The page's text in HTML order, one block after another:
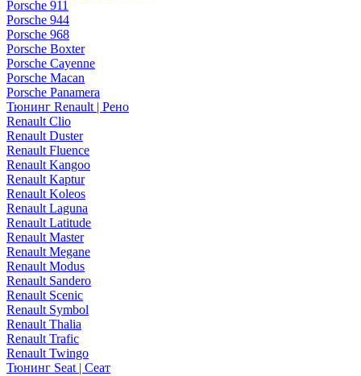
Porsche 911
Porsche 944
Porsche 968
Porsche Boxter
Porsche Cayenne
Porsche Macan
Porsche Panamera
Тюнинг Renault | Рено
Renault Clio
Renault Duster
Renault Fluence
Renault Kangoo
Renault Kaptur
Renault Koleos
Renault Laguna
Renault Latitude
Renault Master
Renault Megane
Renault Modus
Renault Sandero
Renault Scenic
Renault Symbol
Renault Thalia
Renault Trafic
Renault Twingo
Тюнинг Seat | Сеат